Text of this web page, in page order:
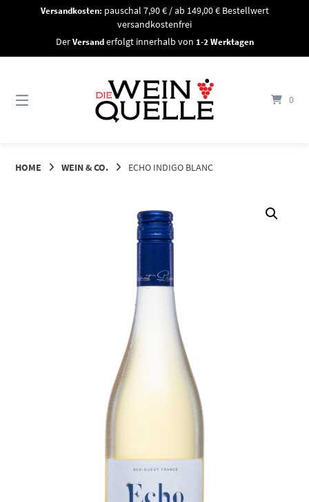
Versandkosten: pauschal 7,90 € / ab 149,00 € Bestellwert
versandkostenfrei
DerVersanderfolgt innerhalb von 1-2 Werktagen
0
HOME WEIN & CO. ECHO INDIGO BLANC